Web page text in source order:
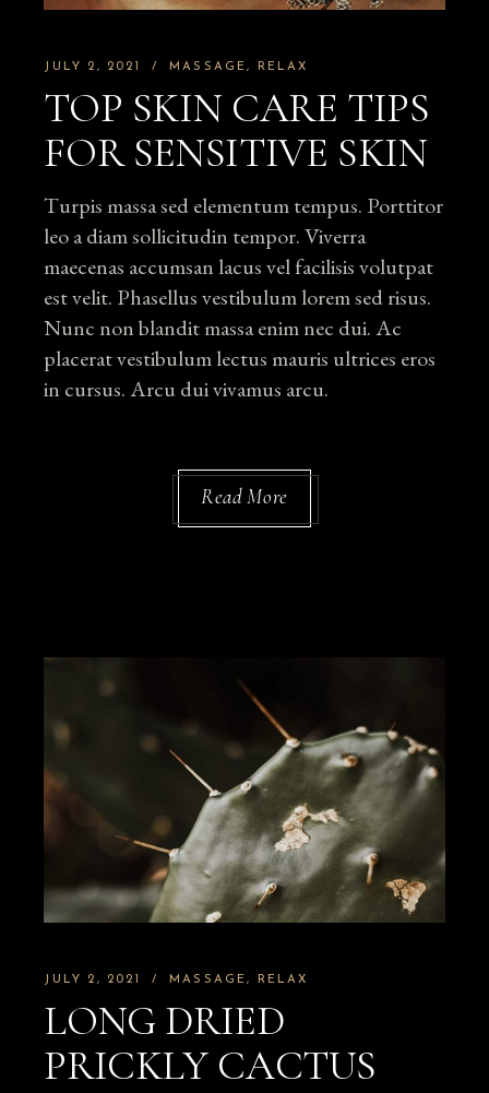
JULY 2, 2021 MASSAGE RELAX
TOP SKIN CARE TIPS
FOR SENSITIVE SKIN
Turpis massa sed elementum tempus. Porttitor
leo a diam sollicitudin tempor. Viverra
maecenas accumsan lacus vel facilisis volutpat
est velit. Phasellus vestibulum lorem sed risus.
Nunc non blandit massa enim nec dui. Ac
placerat vestibulum lectus mauris ultrices eros
in cursus. Arcu dui vivamus arcu.
Read More
JULY 2, 2021 MASSAGE RELAX
LONG DRIED
PRICKLY CACTUS